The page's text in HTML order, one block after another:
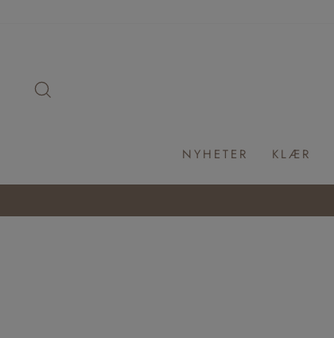
NYHETER KLÆR